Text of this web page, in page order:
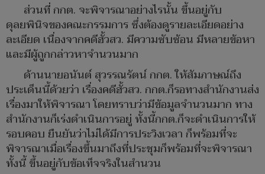
ส่วนที่ กกต. จะพิจารณาอย่างไรนั้น ขึ้นอยู่กับ
ดุลยพินิจของคณะกรรมการ ซึ่งต้องดูรายละเอียดอย่าง
ละเอียด เนื่องจากคดีฮั้วสว. มีความซับซ้อน มีหลายข้อหา
และมีผู้ถูกกล่าวหาจำนวนมาก
ด้านนายอนันต์ สุวรรณรัตน์ กกต. ให้สัมภาษณ์ถึง
ประเด็นนี้ด้วยว่า เรื่องคดีฮั้วสว. กกต.ก็รอทางสำนักงานส่ง
เรื่องมาให้พิจารณา โดยทราบว่ามีข้อมูลจำนวนมาก ทาง
สำนักงานก็เร่งดำเนินการอยู่ ทั้งนี้กกต.ก็จะดำเนินการให้
รอบคอบ ยืนยันว่าไม่ได้มีการประวิงเวลา ก็พร้อมที่จะ
พิจารณาเมื่อเรื่องขึ้นมาถึงที่ประชุมก็พร้อมที่จะพิจารณา
ทั้งนี้ ขึ้นอยู่กับข้อเท็จจริงในสำนวน